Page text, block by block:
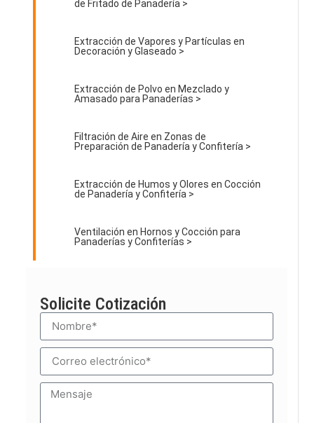
de Fritado de Panadería >
Extracción de Vapores y Partículas en
Decoración y Glaseado >
Extracción de Polvo en Mezclado y
Amasado para Panaderías >
Filtración de Aire en Zonas de
Preparación de Panadería y Confitería >
Extracción de Humos y Olores en Cocción
de Panadería y Confitería >
Ventilación en Hornos y Cocción para
Panaderías y Confiterías >
Solicite Cotización